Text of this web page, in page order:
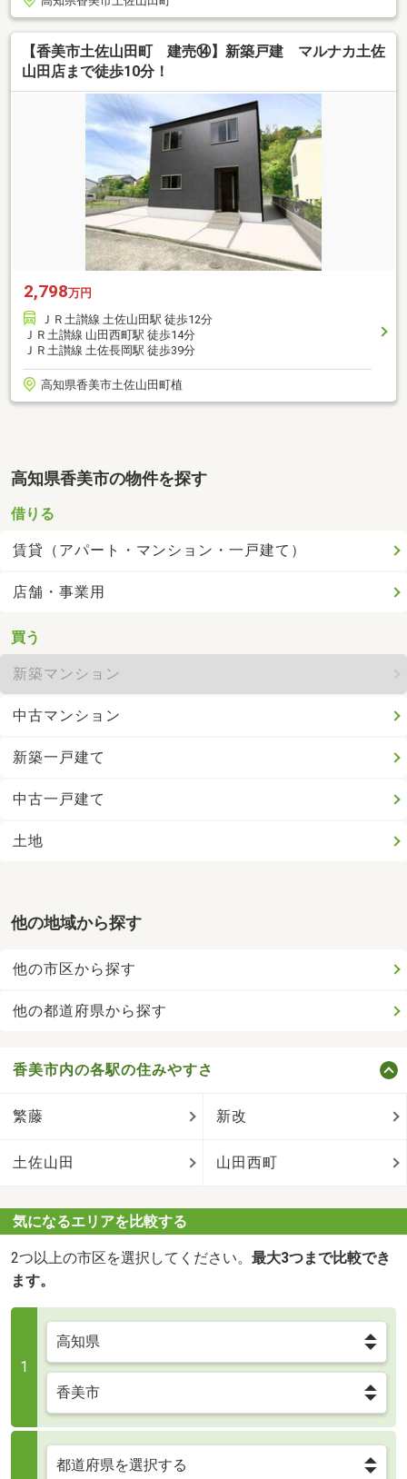
【香美市土佐山田町 建売⑭】新築戸建 マルナカ土佐
山田店まで徒歩10分！
2,798万円
ＪＲ土讃線 土佐山田駅 徒歩12分
ＪＲ土讃線 山田西町駅 徒歩14分
ＪＲ土讃線 土佐長岡駅 徒歩39分
高知県香美市土佐山田町植
高知県香美市の物件を探す
借りる
賃貸（アパート・マンション・一戸建て）
店舗・事業用
買う
新築マンション
中古マンション
新築一戸建て
中古一戸建て
土地
他の地域から探す
他の市区から探す
他の都道府県から探す
香美市内の各駅の住みやすさ
繁藤 新改
土佐山田 山田西町
気になるエリアを比較する
2つ以上の市区を選択してください。 最大3つまで比較でき
ます。
1